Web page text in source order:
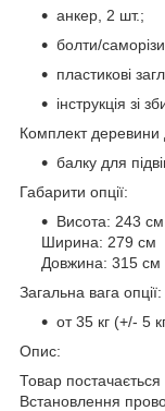
анкер, 2 шт.;
болти/
пластикові
інструкція зі
Комплект деревини
балку для
Габарити опції:
Висота: 243 см
Ширина: 279 см
Довжина: 315 см
Загальна вага опції:
от 35 кг (+/- 5
Опис:
Товар постачається
Встановлення